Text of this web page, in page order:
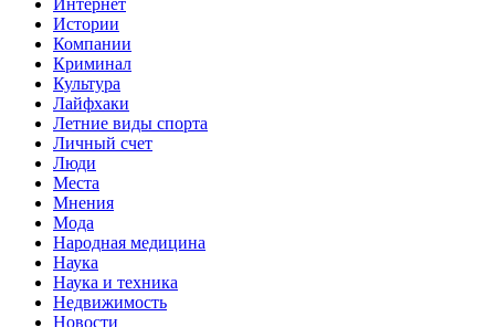
Истории
Компании
Криминал
Культура
Лайфхаки
Летние виды спорта
Личный счет
Люди
Места
Мнения
Мода
Народная медицина
Наука
Наука и техника
Недвижимость
Новости